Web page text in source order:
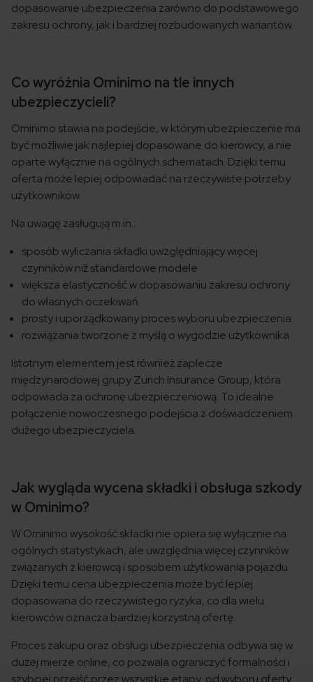
dopasowanie ubezpieczenia zarówno do podstawowego
zakresu ochrony, jak i bardziej rozbudowanych wariantów.
Co wyróżnia Ominimo na tle innych
ubezpieczycieli?
Ominimo stawia na podejście, w którym ubezpieczenie ma
być możliwie jak najlepiej dopasowane do kierowcy, a nie
oparte wyłącznie na ogólnych schematach. Dzięki temu
oferta może lepiej odpowiadać na rzeczywiste potrzeby
użytkowników.
Na uwagę zasługują m.in.:
sposób wyliczania składki uwzględniający więcej
czynników niż standardowe modele
większa elastyczność w dopasowaniu zakresu ochrony
do własnych oczekiwań
prosty i uporządkowany proces wyboru ubezpieczenia
rozwiązania tworzone z myślą o wygodzie użytkownika
Istotnym elementem jest również zaplecze
międzynarodowej grupy Zurich Insurance Group, która
odpowiada za ochronę ubezpieczeniową. To idealne
połączenie nowoczesnego podejścia z doświadczeniem
dużego ubezpieczyciela.
Jak wygląda wycena składki i obsługa szkody
w Ominimo?
W Ominimo wysokość składki nie opiera się wyłącznie na
ogólnych statystykach, ale uwzględnia więcej czynników
związanych z kierowcą i sposobem użytkowania pojazdu.
Dzięki temu cena ubezpieczenia może być lepiej
dopasowana do rzeczywistego ryzyka, co dla wielu
kierowców oznacza bardziej korzystną ofertę.
Proces zakupu oraz obsługi ubezpieczenia odbywa się w
dużej mierze online, co pozwala ograniczyć formalności i